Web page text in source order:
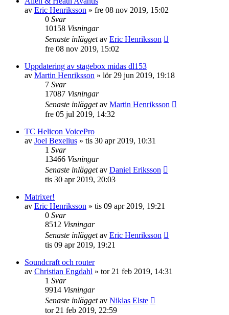
av Eric Henriksson » fre 08 nov 2019, 15:02
0 Svar
10158 Visningar
Senaste inläggetav Eric Henriksson
fre 08 nov 2019, 15:02
Uppdatering av stagebox midas dl153
av Martin Henriksson » lör 29 jun 2019, 19:18
7 Svar
17087 Visningar
Senaste inläggetav Martin Henriksson
fre 05 jul 2019, 14:32
TC Helicon VoicePro
av Joel Bexelius » tis 30 apr 2019, 10:31
1 Svar
13466 Visningar
Senaste inläggetav Daniel Eriksson
tis 30 apr 2019, 20:03
Matrixer!
av Eric Henriksson » tis 09 apr 2019, 19:21
0 Svar
8512 Visningar
Senaste inläggetav Eric Henriksson
tis 09 apr 2019, 19:21
Soundcraft och router
av Christian Engdahl » tor 21 feb 2019, 14:31
1 Svar
9914 Visningar
Senaste inläggetav Niklas Elste
tor 21 feb 2019, 22:59